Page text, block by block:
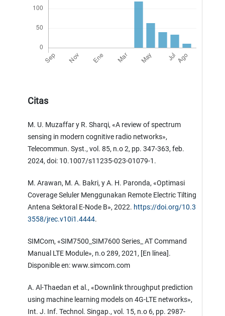
Citas
M. U. Muzaffar y R. Sharqi, «A review of spectrum
sensing in modern cognitive radio networks»,
Telecommun. Syst., vol. 85, n.o 2, pp. 347-363, feb.
2024, doi: 10.1007/s11235-023-01079-1.
M. Arawan, M. A. Bakri, y A. H. Paronda, «Optimasi
Coverage Seluler Menggunakan Remote Electric Tilting
Antena Sektoral E-Node B», 2022. https://doi.org/10.3
3558/jrec.v10i1.4444.
SIMCom, «SIM7500_SIM7600 Series_ AT Command
Manual LTE Module», n.o 289, 2021, [En línea].
Disponible en: www.simcom.com
A. Al-Thaedan et al., «Downlink throughput prediction
using machine learning models on 4G-LTE networks»,
Int. J. Inf. Technol. Singap., vol. 15, n.o 6, pp. 2987-